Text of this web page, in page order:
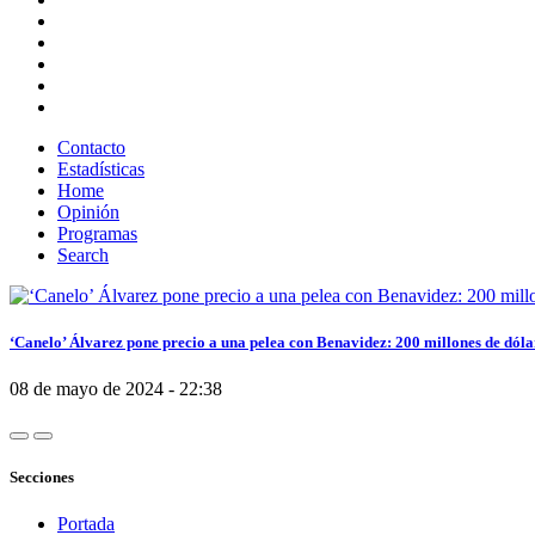
Contacto
Estadísticas
Home
Opinión
Programas
Search
‘Canelo’ Álvarez pone precio a una pelea con Benavidez: 200 millones de
08 de mayo de 2024 - 22:38
Secciones
Portada